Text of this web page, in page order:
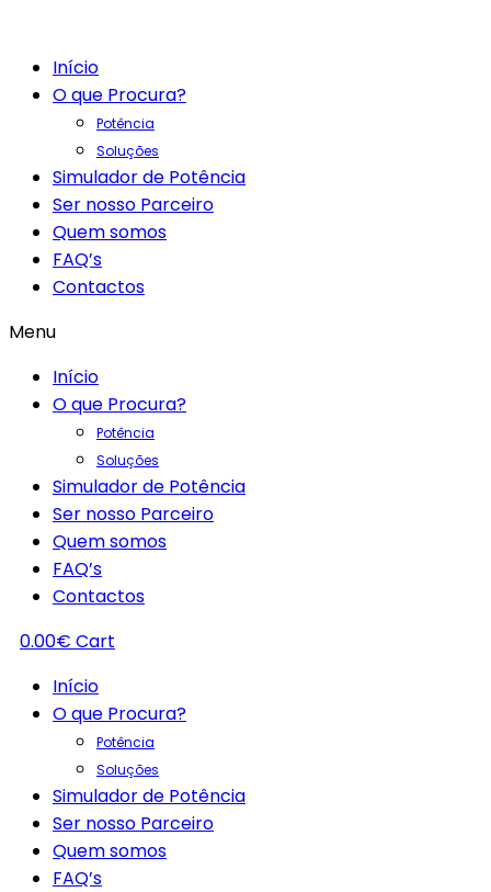
Início
O que Procura?
Potência
Soluções
Simulador de Potência
Ser nosso Parceiro
Quem somos
FAQ’s
Contactos
Menu
Início
O que Procura?
Potência
Soluções
Simulador de Potência
Ser nosso Parceiro
Quem somos
FAQ’s
Contactos
0.00€ Cart
Início
O que Procura?
Potência
Soluções
Simulador de Potência
Ser nosso Parceiro
Quem somos
FAQ’s